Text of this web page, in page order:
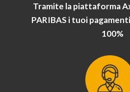
Tramite la piattaforma
PARIBAS i tuoi
100%